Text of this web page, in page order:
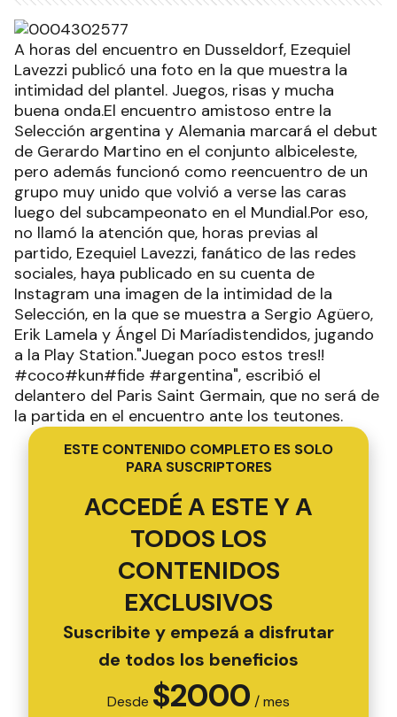
A horas del encuentro en Dusseldorf, Ezequiel
Lavezzi publicó una foto en la que muestra la
intimidad del plantel. Juegos, risas y mucha
buena onda.El encuentro amistoso entre la
Selección argentina y Alemania marcará el debut
de Gerardo Martino en el conjunto albiceleste,
pero además funcionó como reencuentro de un
grupo muy unido que volvió a verse las caras
luego del subcampeonato en el Mundial.Por eso,
no llamó la atención que, horas previas al
partido, Ezequiel Lavezzi, fanático de las redes
sociales, haya publicado en su cuenta de
Instagram una imagen de la intimidad de la
Selección, en la que se muestra a Sergio Agüero,
Erik Lamela y Ángel Di Maríadistendidos, jugando
a la Play Station."Juegan poco estos tres!!
#coco#kun#fide #argentina", escribió el
delantero del Paris Saint Germain, que no será de
la partida en el encuentro ante los teutones.
ESTE CONTENIDO COMPLETO ES SOLO
PARA SUSCRIPTORES
ACCEDÉ A ESTE Y A
TODOS LOS
CONTENIDOS
EXCLUSIVOS
Suscribite y empezá a disfrutar
de todos los beneficios
Desde $2000 / mes